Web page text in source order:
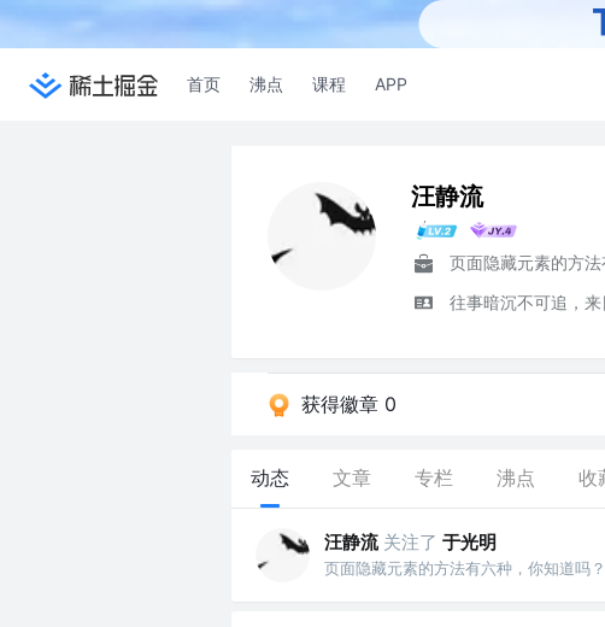
首页 沸点 课程 APP
汪静流
往事暗沉不可追，
获得徽章 0
动态 文章 专栏 沸点 收
汪静流 关注了 于光明
页面隐藏元素的方法有六种，你知道吗？